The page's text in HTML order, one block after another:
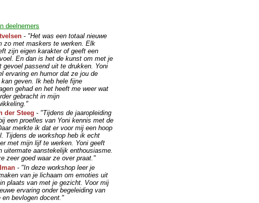
deelnemers
- "Het was een totaal nieuwe
zo met maskers te werken. Elk
zijn eigen karakter of geeft een
En dan is het de kunst om met je
gevoel passend uit te drukken. Yoni
ervaring en humor dat ze jou de
geven. Ik heb hele fijne
gehad en het heeft me weer wat
gebracht in mijn
der Steeg - "Tijdens de jaaropleiding
een proefles van Yoni kennis met de
merkte ik dat er voor mij een hoop
Tijdens de workshop heb ik echt
met mijn lijf te werken. Yoni geeft
uitermate aanstekelijk enthousiasme.
zeer goed waar ze over praat."
- "In deze workshop leer je
van je lichaam om emoties uit
plaats van met je gezicht. Voor mij
ervaring onder begeleiding van
en bevlogen docent."